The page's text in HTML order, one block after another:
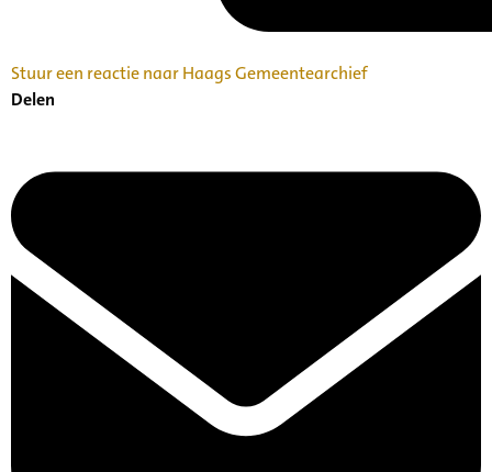
Stuur een reactie naar Haags Gemeentearchief
Delen